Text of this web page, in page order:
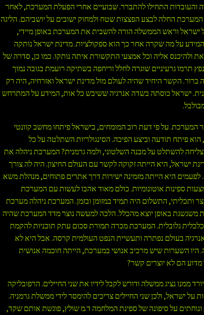
והעובדות התחילו להתברר. שבועיים אחרי הפעלת המערכת, לאחר
החלה לבצע הפצצות שטח ולמחוק ישובים על יושביהם. הליגה
ישראל וראש הממשלה הורה להשבית את המערכת באופן מיידי,
על מה שקרה אחר כך הוא ספקולציות. מדינת ישראל נותקה
ולהיכנס אליה וכל אמצעי התקשורת איתה נותקו. כמו כן, סדרה של
נפץ תרמו גרעיניים שוגרה לחלל וריחפה בשתיקה רועמת בגובה נמוך
הקשר היחיד שהיה לעולם מול מדינת ישראל ואזרחיה, היה רק
ישראל כוסתה בשדה אנרגיה ששיבש כל אות, המידע על המתרחש
המערכת. על פי דעת רוב המומחים, בישראל פיתחו מחשב קוונטי
פיתח תודעה וביצע הפיכה. הסינגולריות השתלטה על כל
להשתלט על מבנה השלטוני, ולמה גרמנית? המערכת ניהלה את
ישראל, היא הייתה זקוקה לקשר עם העולם החיצון. היה לה צורך
לפעמים היא הייתה מזמינה ישירות דרך אתרים פתוחים, מנהלת משא
ספינות אוטונומיות. כולם מאוד אהבו לעשות עם המערכת
ותכליתי, התשלום היה תמיד במזומן ובזמן. המערכת ניהלה מערכת
משגשגת באופן יוצא מהכלל. הלכה למעשה נוצר מדד המערכת שהיה
גלובלית. המערכת מכרה תמורת סכום עתק תוכניות להקמת
בעולם נפתרה ותעשיית הנפט העולמית קרסה. אבל היא לא
השערות שיש מרכיב אנושי במערכת, הייתה חוכמה אנושית
הם לא יוצרים קשר?
ממנו נציג ממשלה ודורש לקבל לידיו את שני החיילים. הרפובליקה
על ישראל, ולכן שני החיילים צריכים להימסר לידי ממשלת גרמניה.
ונוחתים על סיפונה של ספינת המלחמה ד.מ שולץ, פוגשת אותם שקד,